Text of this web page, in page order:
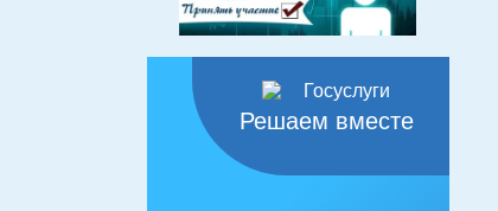
Решаем вместе